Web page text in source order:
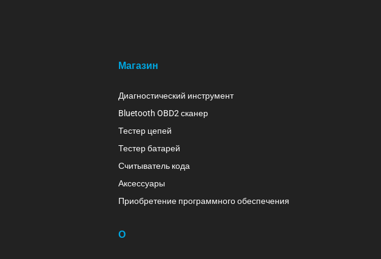
Магазин
Диагностический инструмент
Bluetooth OBD2 сканер
Тестер цепей
Тестер батарей
Считыватель кода
Аксессуары
Приобретение программного обеспечения
О